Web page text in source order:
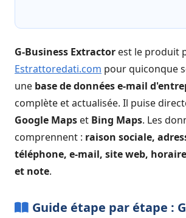
G-Business Extractor est le produit
Estrattoredati.com pour quiconque
une base de données e-mail
complète et actualisée. Il puise
Google Maps et Bing Maps. Les
comprennent : raison sociale,
téléphone, e-mail, site web,
et note.
Guide étape par étape :